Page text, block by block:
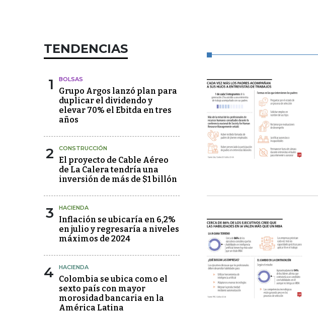
TENDENCIAS
1 BOLSAS
Grupo Argos lanzó plan para
duplicar el dividendo y
elevar 70% el Ebitda en tres
años
2 CONSTRUCCIÓN
El proyecto de Cable Aéreo
de La Calera tendría una
inversión de más de $1 billón
3 HACIENDA
Inflación se ubicaría en 6,2%
en julio y regresaría a niveles
máximos de 2024
4 HACIENDA
Colombia se ubica como el
sexto país con mayor
morosidad bancaria en la
América Latina